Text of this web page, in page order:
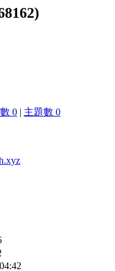
0 | 主題數 0